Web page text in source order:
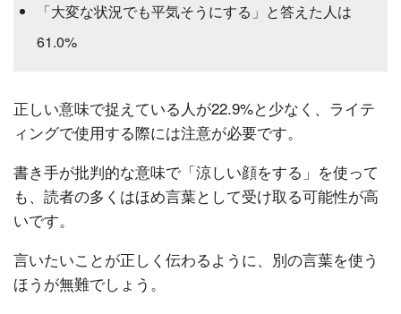
「大変な状況でも平気そうにする」と答えた人は
61.0%
正しい意味で捉えている人が22.9%と少なく、ライテ
ィングで使用する際には注意が必要です。
書き手が批判的な意味で「涼しい顔をする」を使って
も、読者の多くはほめ言葉として受け取る可能性が高
いです。
言いたいことが正しく伝わるように、別の言葉を使う
ほうが無難でしょう。